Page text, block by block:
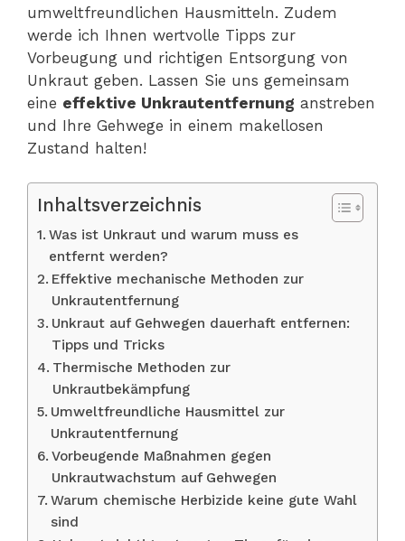
umweltfreundlichen Hausmitteln. Zudem
werde ich Ihnen wertvolle Tipps zur
Vorbeugung und richtigen Entsorgung von
Unkraut geben. Lassen Sie uns gemeinsam
eine effektive Unkrautentfernung anstreben
und Ihre Gehwege in einem makellosen
Zustand halten!
Inhaltsverzeichnis
Was ist Unkraut und warum muss es
entfernt werden?
Effektive mechanische Methoden zur
Unkrautentfernung
Unkraut auf Gehwegen dauerhaft entfernen:
Tipps und Tricks
Thermische Methoden zur
Unkrautbekämpfung
Umweltfreundliche Hausmittel zur
Unkrautentfernung
Vorbeugende Maßnahmen gegen
Unkrautwachstum auf Gehwegen
Warum chemische Herbizide keine gute Wahl
sind